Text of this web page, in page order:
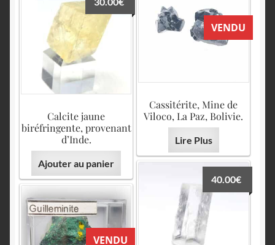
VENDU
Cassitérite, Mine de
Viloco, La Paz, Bolivie.
Lire Plus
Calcite jaune
biréfringente, provenant
d’Inde.
Ajouter au panier
40.00€
VENDU